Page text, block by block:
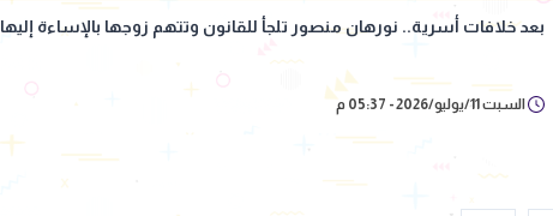
بعد خلافات أسرية.. نورهان منصور تلجأ للقانون وتتهم زوجها بالإساءة إليها
السبت 11/يوليو/2026 - 05:37 م